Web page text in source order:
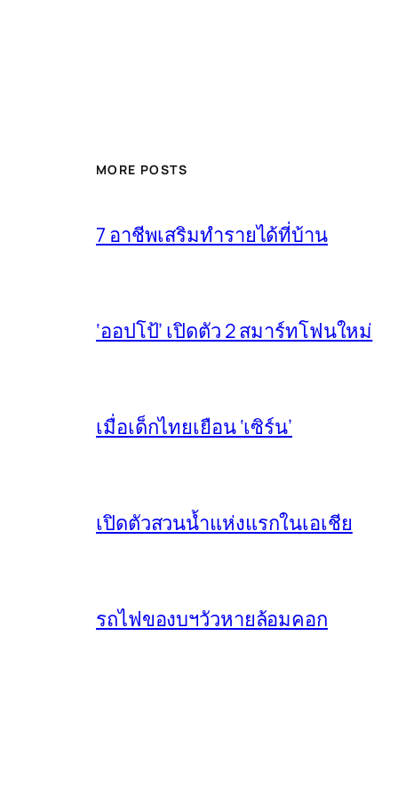
MORE POSTS
7 อาชีพเสริมทำรายได้ที่บ้าน
‘ออปโป้’ เปิดตัว 2 สมาร์ทโฟนใหม่
เมื่อเด็กไทยเยือน ‘เซิร์น’
เปิดตัวสวนน้ำแห่งแรกในเอเชีย
รถไฟของบฯวัวหายล้อมคอก